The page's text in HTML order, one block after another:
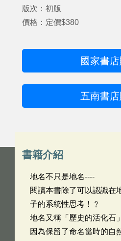
版次：初版
價格：定價$380
國家書
五南書
書籍介紹
地名不只是地名----
閱讀本書除了可以認識在
子的系統性思考！﹖
地名又稱「歷史的活化石
因為保留了命名當時的自